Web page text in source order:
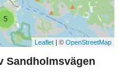
5
Leaflet | © OpenStreetMap
Sandholmsvägen